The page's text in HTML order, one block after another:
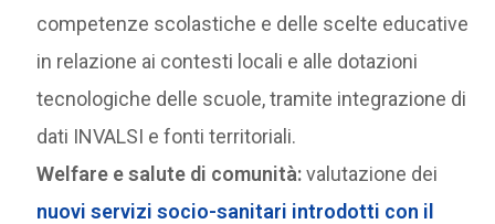
competenze scolastiche e delle scelte educative
in relazione ai contesti locali e alle dotazioni
tecnologiche delle scuole, tramite integrazione di
dati INVALSI e fonti territoriali.
Welfare e salute di comunità:valutazione dei
nuovi servizi socio-sanitari introdotti con il